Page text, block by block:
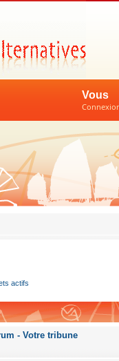
Vous
actifs
- Votre tribune